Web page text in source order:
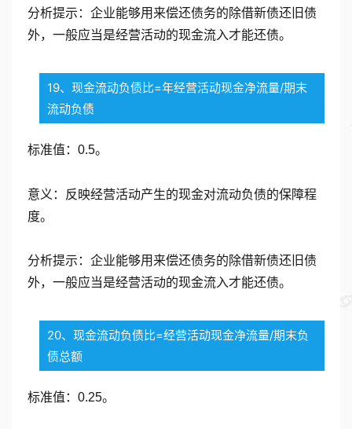
分析提示：企业能够用来偿还债务的除借新债还旧债
外，一般应当是经营活动的现金流入才能还债。
19、现金流动负债比=年经营活动现金净流量/期末
流动负债
标准值：0.5。
意义：反映经营活动产生的现金对流动负债的保障程
度。
分析提示：企业能够用来偿还债务的除借新债还旧债
外，一般应当是经营活动的现金流入才能还债。
20、现金流动负债比=经营活动现金净流量/期末负
债总额
标准值：0.25。